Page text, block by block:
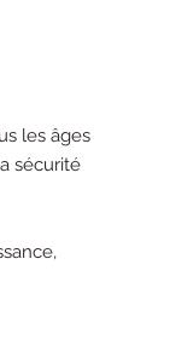
les âges
sécurité